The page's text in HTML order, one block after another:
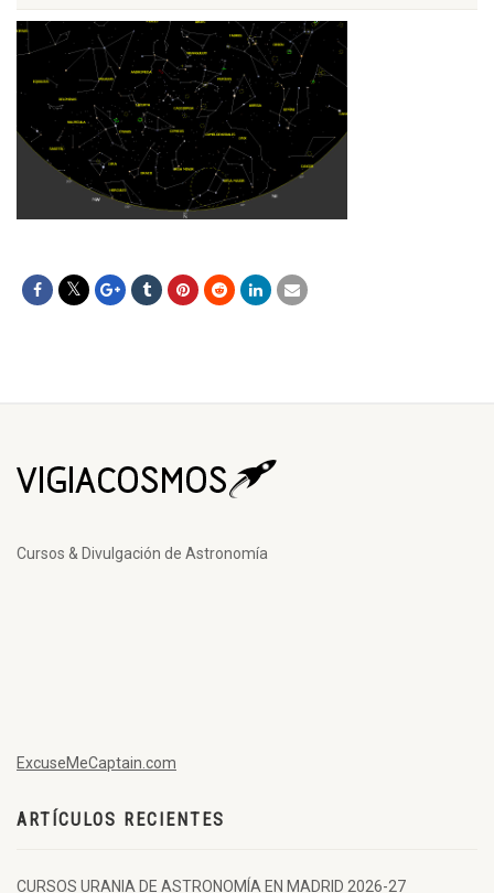
Cursos & Divulgación de Astronomía
ExcuseMeCaptain.com
ARTÍCULOS RECIENTES
CURSOS URANIA DE ASTRONOMÍA EN MADRID 2026-27